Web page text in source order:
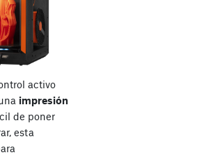
activo
impresión
de poner
esta